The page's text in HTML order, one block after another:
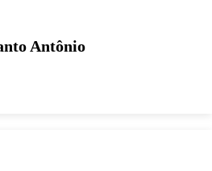
Antônio